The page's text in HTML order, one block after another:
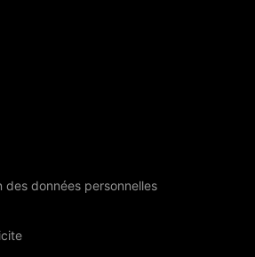
données personnelles